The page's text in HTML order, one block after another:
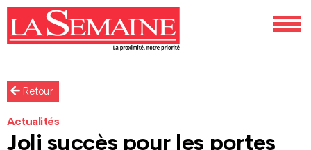
Retour
Actualités
Joli succès pour les portes